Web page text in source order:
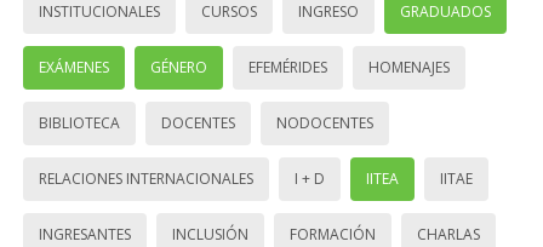
INSTITUCIONALES CURSOS INGRESO GRADUADOS
EXÁMENES GÉNERO EFEMÉRIDES HOMENAJES
BIBLIOTECA DOCENTES NODOCENTES
RELACIONES INTERNACIONALES I + D IITEA IITAE
INGRESANTES INCLUSIÓN FORMACIÓN CHARLAS